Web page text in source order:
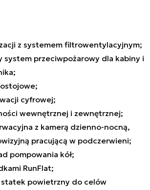
z systemem filtrowentylacyjnym;
system przeciwpożarowy dla kabiny i
cyfrowej;
wewnętrznej i zewnętrznej;
z kamerą dzienno-nocną,
pracującą w podczerwieni;
pompowania kół;
RunFlat;
statek powietrzny do celów